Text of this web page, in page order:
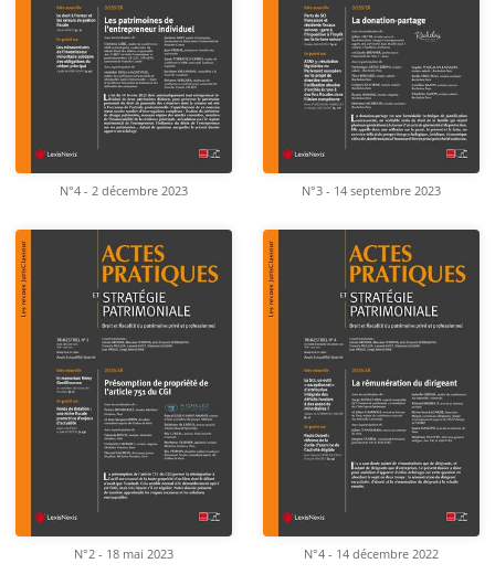
N°4 - 2 décembre 2023 N°3 - 14 septembre 2023
N°2 - 18 mai 2023 N°4 - 14 décembre 2022